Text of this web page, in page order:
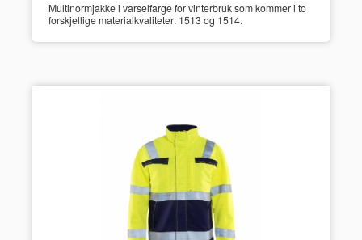
Multinormjakke i varselfarge for vinterbruk som kommer i to
forskjellige materialkvaliteter: 1513 og 1514.